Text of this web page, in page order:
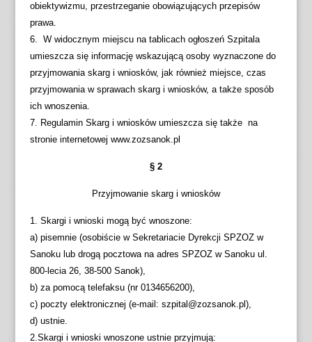
obiektywizmu, przestrzeganie obowiązujących przepisów
prawa.
6. W widocznym miejscu na tablicach ogłoszeń Szpitala
umieszcza się informację wskazującą osoby wyznaczone do
przyjmowania skarg i wniosków, jak również miejsce, czas
przyjmowania w sprawach skarg i wniosków, a także sposób
ich wnoszenia.
7. Regulamin Skarg i wniosków umieszcza się także na
stronie internetowej www.zozsanok.pl
§ 2
Przyjmowanie skarg i wniosków
1. Skargi i wnioski mogą być wnoszone:
a) pisemnie (osobiście w Sekretariacie Dyrekcji SPZOZ w
Sanoku lub drogą pocztowa na adres SPZOZ w Sanoku ul.
800-lecia 26, 38-500 Sanok),
b) za pomocą telefaksu (nr 0134656200),
c) poczty elektronicznej (e-mail: szpital@zozsanok.pl),
d) ustnie.
2.Skargi i wnioski wnoszone ustnie przyjmują: